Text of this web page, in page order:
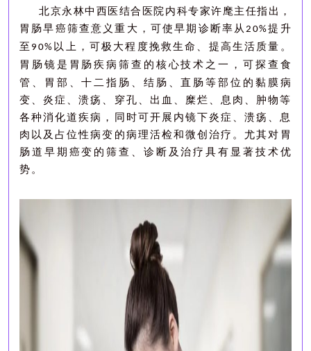
北京永林中西医结合医院内科专家许麾主任指出，
胃肠早癌筛查意义重大，可使早期诊断率 从 20%提升
至 90% 以上， 可极大程度挽救生命、提高生活质量。
胃肠镜是 胃肠疾病筛查的 核心技术之一 ， 可探查食
管、胃部、十二指肠、结肠、直肠等部位的黏膜病
变、炎症、溃疡、穿孔、出血、糜烂、息肉、肿物等
各种消化道疾病，同时可开展内镜下炎症、溃疡、息
肉以及占位性病变的病理活检和微创治疗。 尤其对胃
肠道早期癌变的筛查、诊断及治疗具有显著技术优
势。